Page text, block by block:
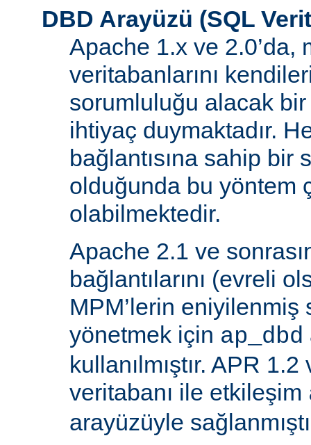
DBD Arayüzü (SQL
Apache 1.x ve 2.0’da,
veritabanlarını
sorumluluğu alacak bir
ihtiyaç duymaktadır.
bağlantısına sahip bir
olduğunda bu yöntem
olabilmektedir.
Apache 2.1 ve
bağlantılarını (evreli
MPM’lerin
yönetmek için ap_dbd
kullanılmıştır. APR
veritabanı ile etkileşim
arayüzüyle